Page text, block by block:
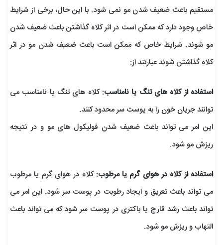
مستقیم باعث ضعیف شدن مو نمی شود. با این حال، برخی از شرایط
خاص وجود دارد که ممکن است در اثر کلاه گذاشتن باعث ضعیف شدن
مو شوند. شرایط خاص که ممکن است باعث ضعیف شدن مو در اثر
کلاه گذاشتن شوند عبارتند از:
استفاده از کلاه های تنگ یا نامناسب: کلاه های تنگ یا نامناسب می
توانند جریان خون را به پوست سر محدود کنند.
این امر می تواند باعث ضعیف شدن فولیکول های مو و در نتیجه
ریزش مو شود.
استفاده از کلاه در هوای گرم یا مرطوب: کلاه در هوای گرم یا مرطوب
می تواند باعث تعریق و ایجاد رطوبت در پوست سر شود. این امر می
تواند باعث رشد قارچ یا باکتری در پوست سر شود که می تواند باعث
التهاب و ریزش مو شود.